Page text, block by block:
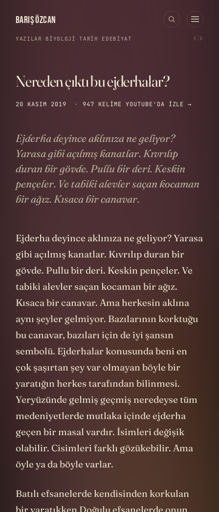
BARIŞ ÖZCAN
YAZILAR › BIYOLOJI ·TARIH · EDEBIYAT ‹ ›
Nereden çıktı bu ejderhalar?
20 KASIM 2019 · 947 KELIME YOUTUBE'DA IZLE →
Ejderha deyince aklınıza ne geliyor?
Yarasa gibi açılmış kanatlar. Kıvrılıp
duran bir gövde. Pullu bir deri. Keskin
pençeler. Ve tabiki alevler saçan kocaman
bir ağız. Kısaca bir canavar.
Ejderha deyince aklınıza ne geliyor? Yarasa
gibi açılmış kanatlar. Kıvrılıp duran bir
gövde. Pullu bir deri. Keskin pençeler. Ve
tabiki alevler saçan kocaman bir ağız.
Kısaca bir canavar. Ama herkesin aklına
aynı şeyler gelmiyor. Bazılarının korktuğu
bu canavar, bazıları için de iyi şansın
sembolü. Ejderhalar konusunda beni en
çok şaşırtan şey var olmayan böyle bir
yaratığın herkes tarafından bilinmesi.
Yeryüzünde gelmiş geçmiş neredeyse tüm
medeniyetlerde mutlaka içinde ejderha
geçen bir masal vardır. İsimleri değişik
olabilir. Cisimleri farklı gözükebilir. Ama
öyle ya da böyle varlar.
Batılı efsanelerde kendisinden korkulan
bir yaratıkken Doğulu efsanelerde onun